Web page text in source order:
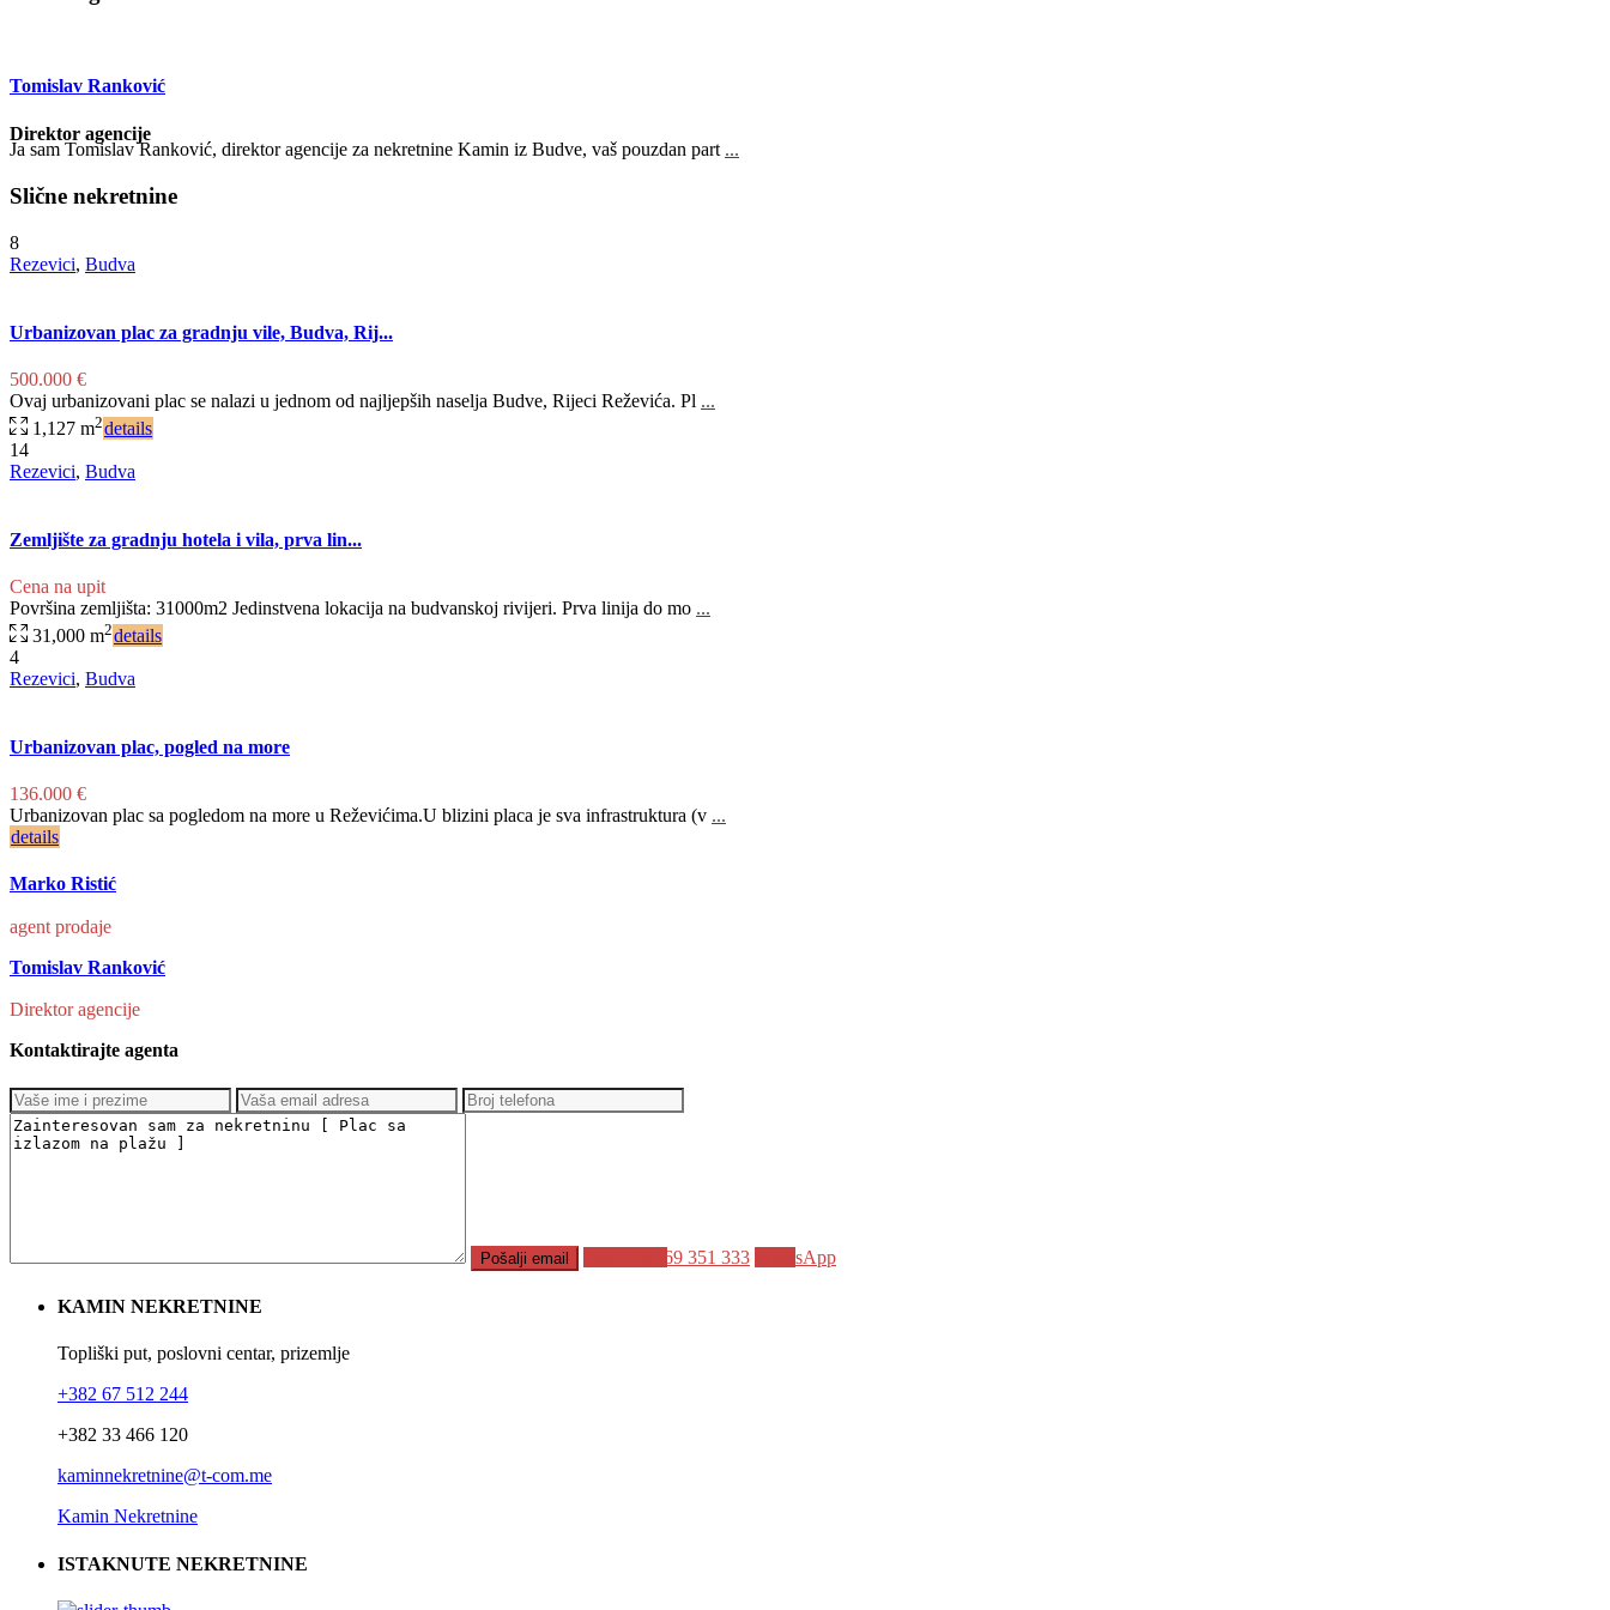
Tomislav Ranković
Direktor agencije
Ja sam Tomislav Ranković, direktor agencije za nekretnine Kamin iz Budve, vaš pouzdan part ...
Slične nekretnine
8
Rezevici, Budva
Urbanizovan plac za gradnju vile, Budva, Rij...
500.000 €
Ovaj urbanizovani plac se nalazi u jednom od najljepših naselja Budve, Rijeci Reževića. Pl ...
1,127 m2details
14
Rezevici, Budva
Zemljište za gradnju hotela i vila, prva lin...
Cena na upit
Površina zemljišta: 31000m2 Jedinstvena lokacija na budvanskoj rivijeri. Prva linija do mo ...
31,000 m2details
4
Rezevici, Budva
Urbanizovan plac, pogled na more
136.000 €
Urbanizovan plac sa pogledom na more u Reževićima.U blizini placa je sva infrastruktura (v ...
details
Marko Ristić
agent prodaje
Tomislav Ranković
Direktor agencije
Kontaktirajte agenta
+382 69 351 333 WhatsApp
KAMIN NEKRETNINE
Topliški put, poslovni centar, prizemlje
+382 67 512 244
+382 33 466 120
kaminnekretnine@t-com.me
Kamin Nekretnine
ISTAKNUTE NEKRETNINE